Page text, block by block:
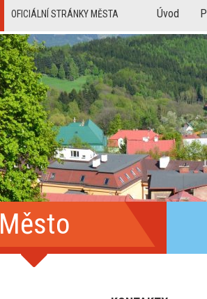
OFICIÁLNÍ STRÁNKY MĚSTA Úvod
Město